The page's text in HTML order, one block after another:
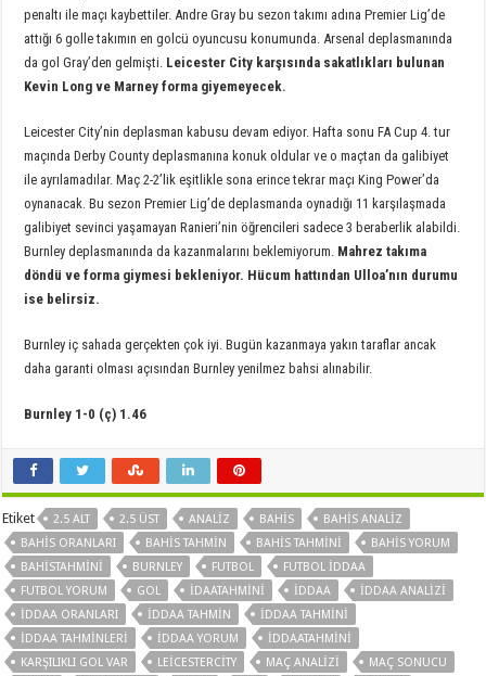
penaltı ile maçı kaybettiler. Andre Gray bu sezon takımı adına Premier Lig’de
attığı 6 golle takımın en golcü oyuncusu konumunda. Arsenal deplasmanında
da gol Gray’den gelmişti. Leicester City karşısında sakatlıkları bulunan
Kevin Long ve Marney forma giyemeyecek.
Leicester City’nin deplasman kabusu devam ediyor. Hafta sonu FA Cup 4. tur
maçında Derby County deplasmanına konuk oldular ve o maçtan da galibiyet
ile ayrılamadılar. Maç 2-2’lik eşitlikle sona erince tekrar maçı King Power’da
oynanacak. Bu sezon Premier Lig’de deplasmanda oynadığı 11 karşılaşmada
galibiyet sevinci yaşamayan Ranieri’nin öğrencileri sadece 3 beraberlik alabildi.
Burnley deplasmanında da kazanmalarını beklemiyorum. Mahrez takıma
döndü ve forma giymesi bekleniyor. Hücum hattından Ulloa’nın durumu
ise belirsiz.
Burnley iç sahada gerçekten çok iyi. Bugün kazanmaya yakın taraflar ancak
daha garanti olması açısından Burnley yenilmez bahsi alınabilir.
Burnley 1-0 (ç) 1.46
Etiket 2.5 ALT 2.5 ÜST ANALIZ BAHIS
BAHIS ANALIZ
BAHIS ORANLARI
BAHIS TAHMIN BAHIS TAHMINI
BAHIS YORUM
BAHISTAHMINI
BURNLEY FUTBOL
FUTBOL IDDAA
FUTBOL YORUM
GOL IDAATAHMINI IDDAA
IDDAA ANALIZI
IDDAA ORANLARI
IDDAA TAHMIN
IDDAA TAHMINI
IDDAA TAHMINLERI
IDDAA YORUM
İDDAATAHMINI
KARŞILIKLI GOL VAR
LEICESTERCITY MAÇ ANALIZI
MAÇ SONUCU